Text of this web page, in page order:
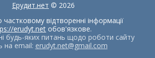
Ерудит.нет © 2026
відтворенні інформації
erudyt.net обов'язкове.
будь-яких питань щодо роботи сайту
на email: erudyt.net@gmail.com